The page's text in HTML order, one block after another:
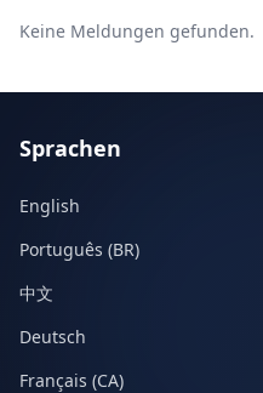
Keine Meldungen gefunden.
Sprachen
English
Português (BR)
中文
Deutsch
Français (CA)